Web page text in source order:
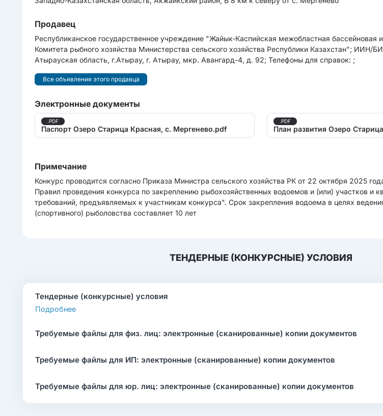
Продавец
Республиканское государственное учреждение "Жайык-Каспийская межобластная бассейновая
Комитета рыбного хозяйства Министерства сельского хозяйства Республики Казахстан"; ИИН/
Атырауская область, г.Атырау, г. Атырау, мкр. Авангард-4, д. 92; Телефоны для справок: ;
Все объявления этого продавца
Электронные документы
.PDF
Паспорт Озеро Старица Красная, с. Мергенево.pdf
.PDF
План развития Озеро
Примечание
Конкурс проводится согласно Приказа Министра сельского хозяйства РК от 22 октября 2025
Правил проведения конкурса по закреплению рыбохозяйственных водоемов и (или) участков и
требований, предъявляемых к участникам конкурса". Срок закрепления водоема в целях
(спортивного) рыболовства составляет 10 лет
ТЕНДЕРНЫЕ (КОНКУРСНЫЕ) УСЛОВИЯ
Тендерные (конкурсные) условия
Подробнее
Требуемые файлы для физ. лиц: электронные (сканированные) копии документов
Требуемые файлы для ИП: электронные (сканированные) копии документов
Требуемые файлы для юр. лиц: электронные (сканированные) копии документов